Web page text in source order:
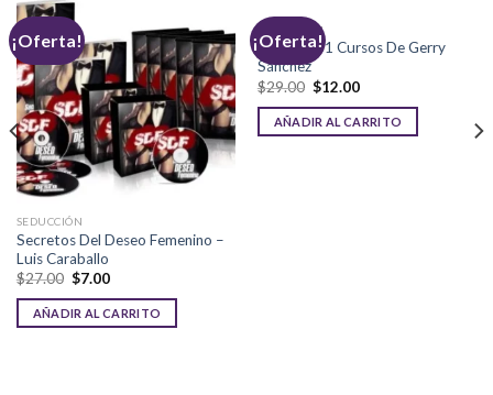
¡Oferta!
SEDUCCIÓN
Secretos Del Deseo Femenino –
Luis Caraballo
$27.00 El
original
era:
$7.00El
actual
es:
AÑADIR AL CARRITO
¡Oferta!
SEDUCCIÓN
Pack De 31 Cursos De Gerry
Sánchez
$29.00 El
original
era:
$12.00El
actual
es:
AÑADIR AL CARRITO